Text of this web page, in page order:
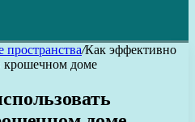
пространства/Как эффективно
крошечном доме